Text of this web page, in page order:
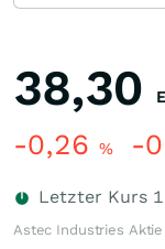
38,30
-0,26 % -
Letzter Kurs
Astec Industries